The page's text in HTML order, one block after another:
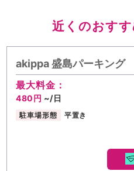
近くのおす
akippa 盛島パーキング
最大料金：
480円 ~/日
駐車場形態 平置き